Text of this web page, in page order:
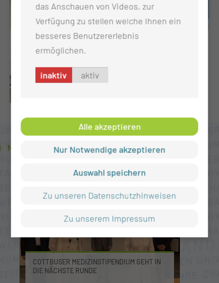
NEUIGKEITEN AUS DER KLINIK
COTTBUSER MEDIZINSTIPENDIUM GEHT IN
DIE NÄCHSTE RUNDE
das Anschauen von Videos, zur
Verfügung zu stellen welche Ihnen ein
besseres Benutzererlebnis
ermöglichen.
inaktiv aktiv
Alle akzeptieren
Nur Notwendige akzeptieren
Auswahl speichern
Zu unseren Datenschutzhinweisen
Zu unserem Impressum